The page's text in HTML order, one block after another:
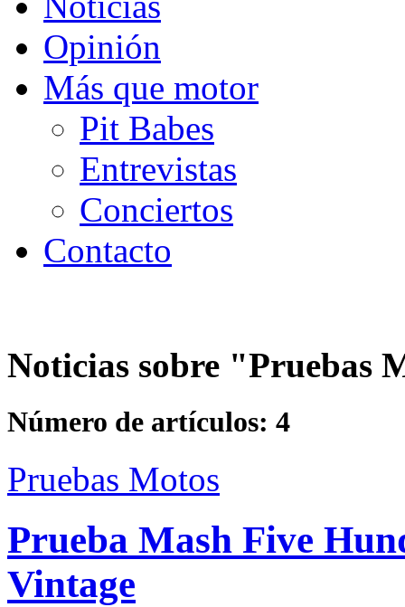
Opinión
Más que motor
Pit Babes
Entrevistas
Conciertos
Contacto
Noticias sobre "Pruebas
Número de artículos: 4
Pruebas Motos
Prueba Mash Five
Vintage